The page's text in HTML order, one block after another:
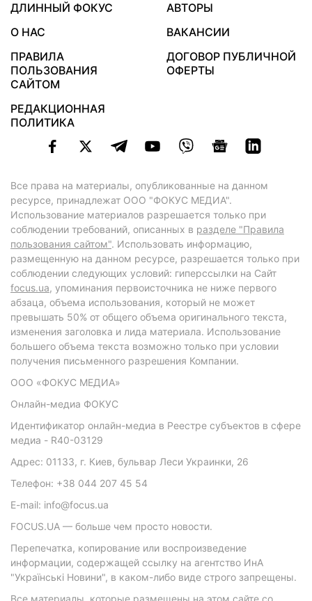
ДЛИННЫЙ ФОКУС
АВТОРЫ
О НАС
ВАКАНСИИ
ПРАВИЛА
ПОЛЬЗОВАНИЯ
САЙТОМ
ДОГОВОР ПУБЛИЧНОЙ
ОФЕРТЫ
РЕДАКЦИОННАЯ
ПОЛИТИКА
Все права на материалы, опубликованные на данном
ресурсе, принадлежат ООО "ФОКУС МЕДИА".
Использование материалов разрешается только при
соблюдении требований, описанных в разделе "Правила
пользования сайтом". Использовать информацию,
размещенную на данном ресурсе, разрешается только при
соблюдении следующих условий: гиперссылки на Сайт
focus.ua, упоминания первоисточника не ниже первого
абзаца, объема использования, который не может
превышать 50% от общего объема оригинального текста,
изменения заголовка и лида материала. Использование
большего объема текста возможно только при условии
получения письменного разрешения Компании.
ООО «ФОКУС МЕДИА»
Онлайн-медиа ФОКУС
Идентификатор онлайн-медиа в Реестре субъектов в сфере
медиа - R40-03129
Адрес: 01133, г. Киев, бульвар Леси Украинки, 26
Телефон: +38 044 207 45 54
E-mail: info@focus.ua
FOCUS.UA — больше чем просто новости.
Перепечатка, копирование или воспроизведение
информации, содержащей ссылку на агентство ИнА
"Українські Новини", в каком-либо виде строго запрещены.
Все материалы, которые размещены на этом сайте со